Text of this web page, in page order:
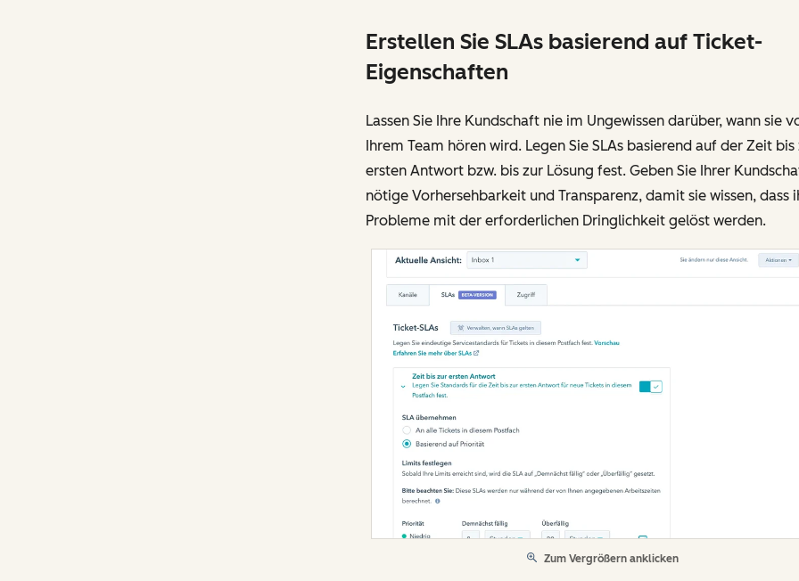
Erstellen Sie SLAs basierend auf Ticket-
Eigenschaften
Lassen Sie Ihre Kundschaft nie im Ungewissen darüber, wann sie
Ihrem Team hören wird. Legen Sie SLAs basierend auf der Zeit bis
ersten Antwort bzw. bis zur Lösung fest. Geben Sie Ihrer
nötige Vorhersehbarkeit und Transparenz, damit sie wissen, dass
Probleme mit der erforderlichen Dringlichkeit gelöst werden.
Zum Vergrößern anklicken